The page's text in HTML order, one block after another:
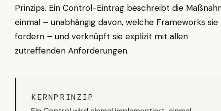
Prinzips. Ein Control-Eintrag beschreibt die
einmal – unabhängig davon, welche Frameworks sie
fordern – und verknüpft sie explizit mit allen
zutreffenden Anforderungen.
KERNPRINZIP